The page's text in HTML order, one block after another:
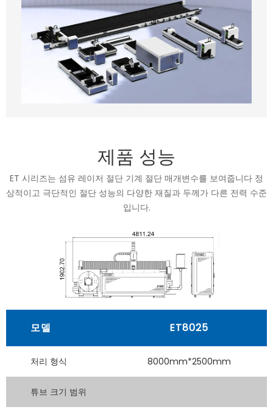
제품 성능
ET 시리즈는 섬유 레이저 절단 기계 절단 매개변수를 보여줍니다 정
상적이고 극단적인 절단 성능의 다양한 재질과 두께가 다른 전력 수준
입니다.
모델 ET8025
처리 형식 8000mm*2500mm
튜브 크기 범위